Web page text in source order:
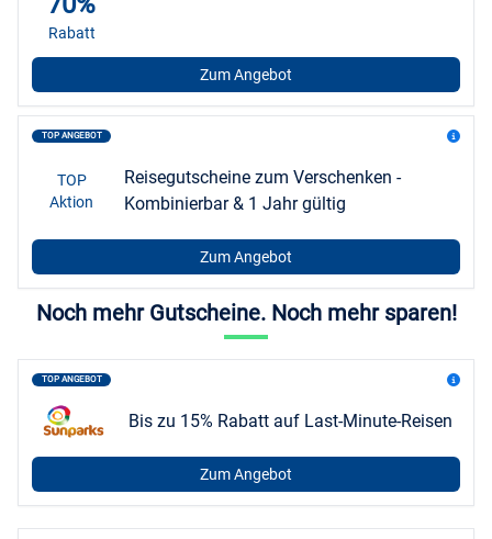
Rabatt
Zum Angebot
TOP ANGEBOT
TOP
Aktion
Reisegutscheine zum Verschenken -
Kombinierbar & 1 Jahr gültig
Zum Angebot
Noch mehr Gutscheine. Noch mehr sparen!
TOP ANGEBOT
Bis zu 15% Rabatt auf Last-Minute-Reisen
Zum Angebot